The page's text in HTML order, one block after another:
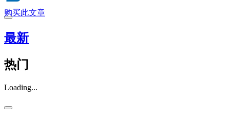
购买此文章
最新
热门
Loading...